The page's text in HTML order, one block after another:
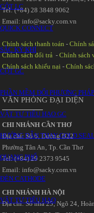
CỘT LC
QUICK CONNECT
SẮC KÝ KHÍ
CỘT GC
PHẦN MỀM ĐỔI PHƯƠNG PHÁP
VẬT TƯ TIÊU HAO GC
HƯỚNG DẪN THAY GOLD
QUANG PHỔ
ĐÈN CATHODE
VẬT TƯ TIÊU HAO
Tel: (+84) 28 3848 9062
Email: info@sacky.com.vn
Chính sách thanh toán -Chính
Chính sách đổi trả -Chính sách
Chính sách khiếu nại -Chính
VĂN PHÒNG ĐẠI DIỆN
CHI NHÁNH CẦN THƠ
Địa chỉ: Số 6‚ Đường B22
Phường Tân An‚ Tp. Cần Thơ
Tel: (+84) 29 2373 9545
Email: info@sacky.com.vn
CHI NHÁNH HÀ NỘI
Địa chỉ: Số nhà 25‚ Ngõ 24‚